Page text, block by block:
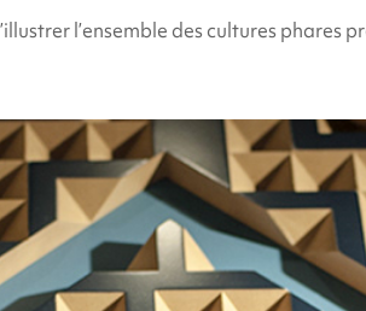
l’ensemble des cultures phares